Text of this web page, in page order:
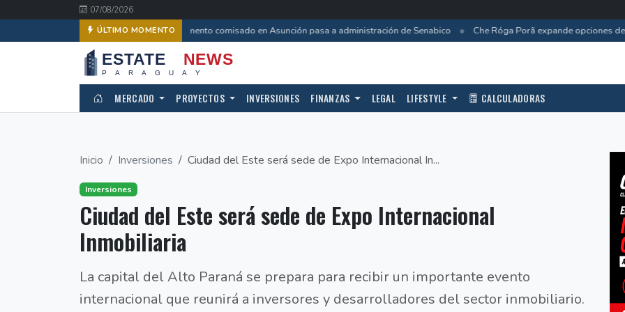
07/08/2026
ÚLTIMO MOMENTODepartamento comisado en Asunción pasa a administración de Senabico • Che Róga Porã expande opciones
MERCADO PROYECTOS INVERSIONES FINANZAS LEGAL LIFESTYLE CALCULADORAS
Inicio Inversiones Ciudad del Este será sede de Expo Internacional In...
Inversiones
Ciudad del Este será sede de Expo Internacional
Inmobiliaria
La capital del Alto Paraná se prepara para recibir un importante evento
internacional que reunirá a inversores y desarrolladores del sector inmobiliario.